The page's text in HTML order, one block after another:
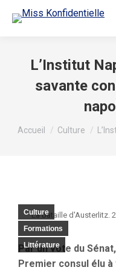
L’Institut
savante
Vous êtes ici :
Accueil Culture
Culture
Formations
Littérature
La bataille d'Austerlitz.
Par un vote du
Premier consul élu à